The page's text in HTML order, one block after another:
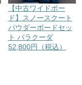
【中古ワイドボー
ド】スノースクート
パウダーボードセッ
ト バラクーダ
52,800円（税込）